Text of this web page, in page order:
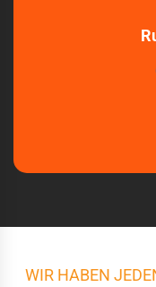
WIR HABEN